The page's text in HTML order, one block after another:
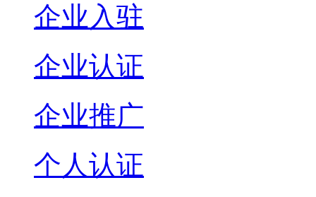
企业入驻
企业认证
企业推广
个人认证